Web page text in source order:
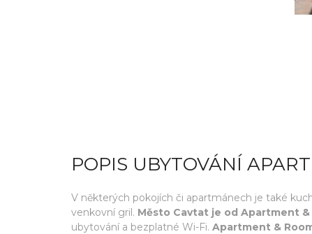
POPIS UBYTOVÁNÍ
V některých pokojích či apartmánech je také
venkovní gril. Město Cavtat je od Apartment &
ubytování a bezplatné Wi-Fi. Apartment &